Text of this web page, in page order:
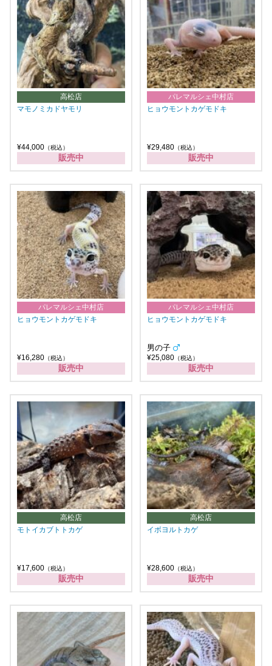
高松店
マモノミカドヤモリ
¥44,000 （税込）
販売中
パレマルシェ中村店
ヒョウモントカゲモドキ
¥29,480 （税込）
販売中
パレマルシェ中村店
ヒョウモントカゲモドキ
¥16,280 （税込）
販売中
パレマルシェ中村店
ヒョウモントカゲモドキ
男の子
¥25,080 （税込）
販売中
高松店
モトイカブトトカゲ
¥17,600 （税込）
販売中
高松店
イボヨルトカゲ
¥28,600 （税込）
販売中